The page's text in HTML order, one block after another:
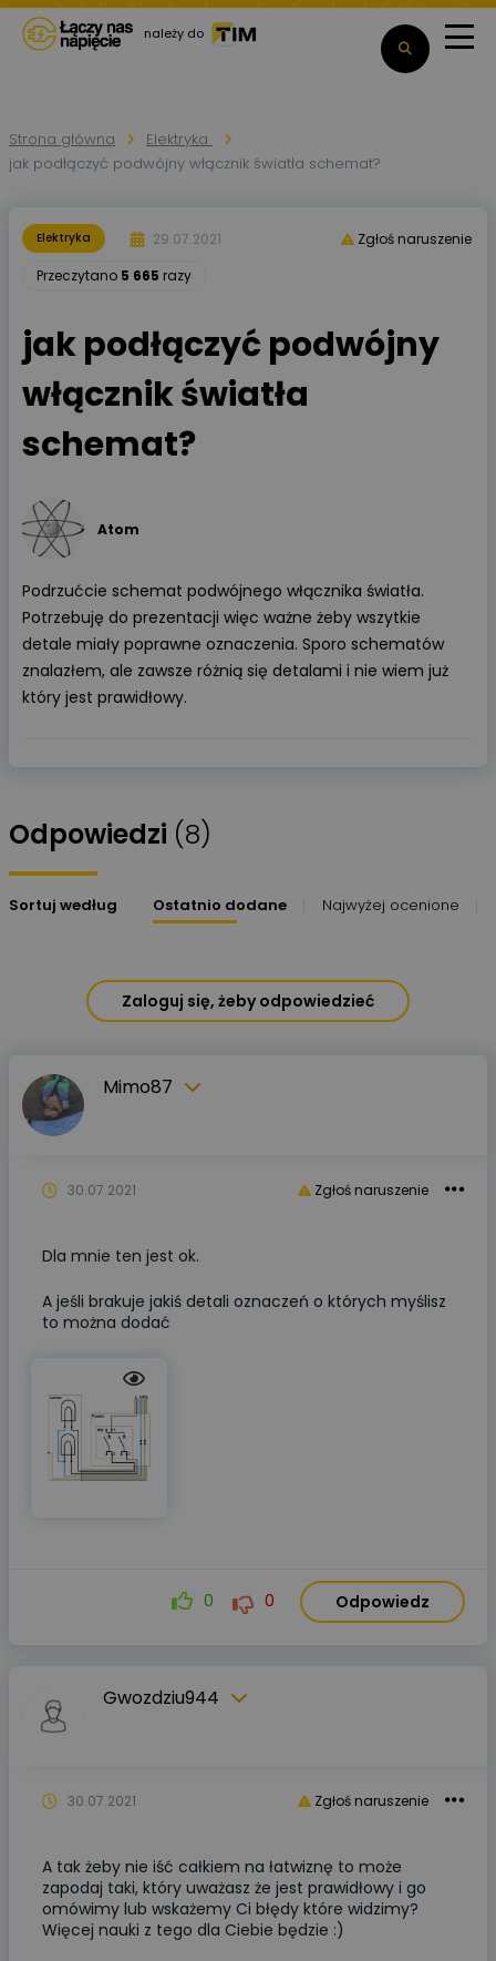
należy do
Strona główna
Elektryka
jak podłączyć podwójny włącznik światła schemat?
Elektryka
29.07.2021
Przeczytano 5 665 razy
Zgłoś naruszenie
jak podłączyć podwójny
włącznik światła
schemat?
Atom
Podrzućcie schemat podwójnego włącznika światła.
Potrzebuję do prezentacji więc ważne żeby wszytkie
detale miały poprawne oznaczenia. Sporo schematów
znalazłem, ale zawsze różnią się detalami i nie wiem już
który jest prawidłowy.
Odpowiedzi (8)
Sortuj według Ostatnio dodane Najwyżej ocenione
Zaloguj się, żeby odpowiedzieć
Mimo87
Zgłoś naruszenie
30.07.2021
Dla mnie ten jest ok.
A jeśli brakuje jakiś detali oznaczeń o których myślisz
to można dodać
0 0 Odpowiedz
Gwozdziu944
Zgłoś naruszenie
30.07.2021
A tak żeby nie iść całkiem na łatwiznę to może
zapodaj taki, który uważasz że jest prawidłowy i go
omówimy lub wskażemy Ci błędy które widzimy?
Więcej nauki z tego dla Ciebie będzie :)